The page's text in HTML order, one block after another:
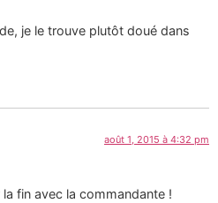
je le trouve plutôt doué dans
août 1, 2015 à 4:32 pm
fin avec la commandante !